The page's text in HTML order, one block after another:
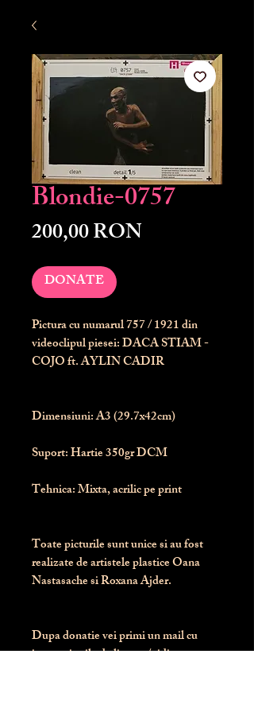
Blondie-0757
200,00 RONPreț
DONATE
Pictura cu numarul757/ 1921 din
videoclipul piesei: DACA STIAM -
COJO ft. AYLIN CADIR
Dimensiuni: A3 (29.7x42cm)
Suport: Hartie 350gr DCM
Tehnica: Mixta, acrilic pe print
Toate picturile sunt unice si au fost
realizate de artistele plastice Oana
Nastasache si Roxana Ajder.
Dupa donatie vei primi un mail cu
instructiunile de livrare / ridicare.